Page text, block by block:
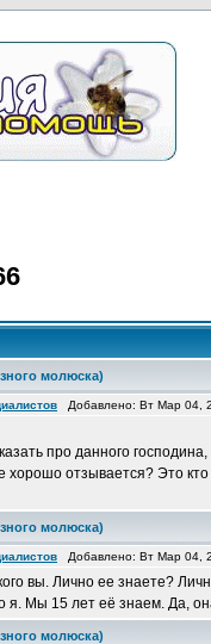
молюска)
Добавлено: Вт Мар 04,
про данного
хорошо отзывается? Это кто
молюска)
Добавлено: Вт Мар 04,
вы. Лично ее знаете?
я. Мы 15 лет её знаем. Да,
молюска)